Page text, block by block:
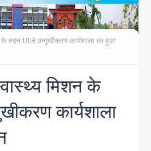
के तहत ULB उन्मुखीकरण कार्यशाला का हुआ
मिशन के
कार्यशाला